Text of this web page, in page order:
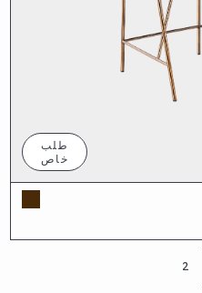
طلب
خاص
2